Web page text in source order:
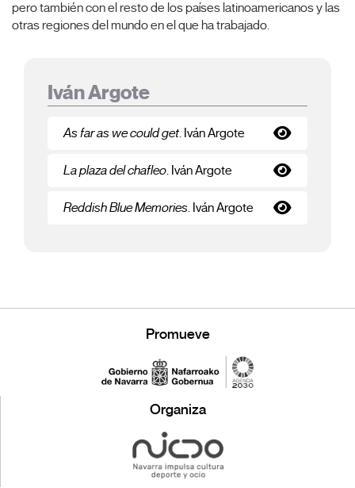
pero también con el resto de los países latinoamericanos y las
otras regiones del mundo en el que ha trabajado.
Iván Argote
As far as we could get. Iván Argote
La plaza del chafleo. Iván Argote
Reddish Blue Memories. Iván Argote
Promueve
Organiza